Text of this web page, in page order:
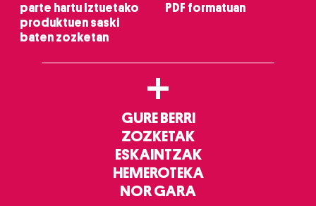
parte hartu Iztuetako
produktuen saski
baten zozketan
PDF formatuan
+
GURE BERRI
ZOZKETAK
ESKAINTZAK
HEMEROTEKA
NOR GARA